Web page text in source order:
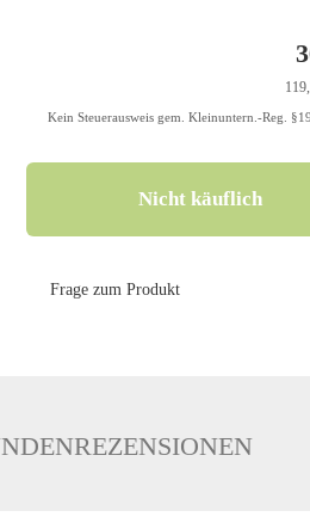
Kein Steuerausweis gem. Kleinuntern.-Reg.
Frage zum Produkt